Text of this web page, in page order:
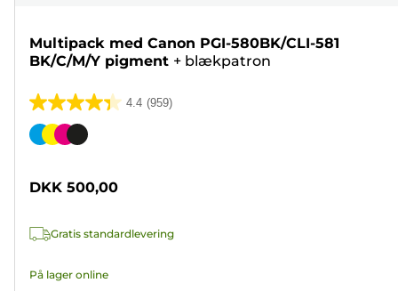
Multipack med Canon PGI-580BK/CLI-581
BK/C/M/Y pigment + blækpatron
4.4 (959)
4.4
ud
stjerner.
anmeldelser
Farvepatron
DKK 500,00
Gratis standardlevering
På lager online